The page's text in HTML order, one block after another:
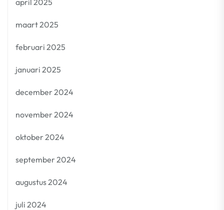
april 2025
maart 2025
februari 2025
januari 2025
december 2024
november 2024
oktober 2024
september 2024
augustus 2024
juli 2024